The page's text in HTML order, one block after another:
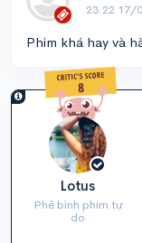
23:22 17/
Phim khá hay và
Lotus
Phê bình phim tự
do